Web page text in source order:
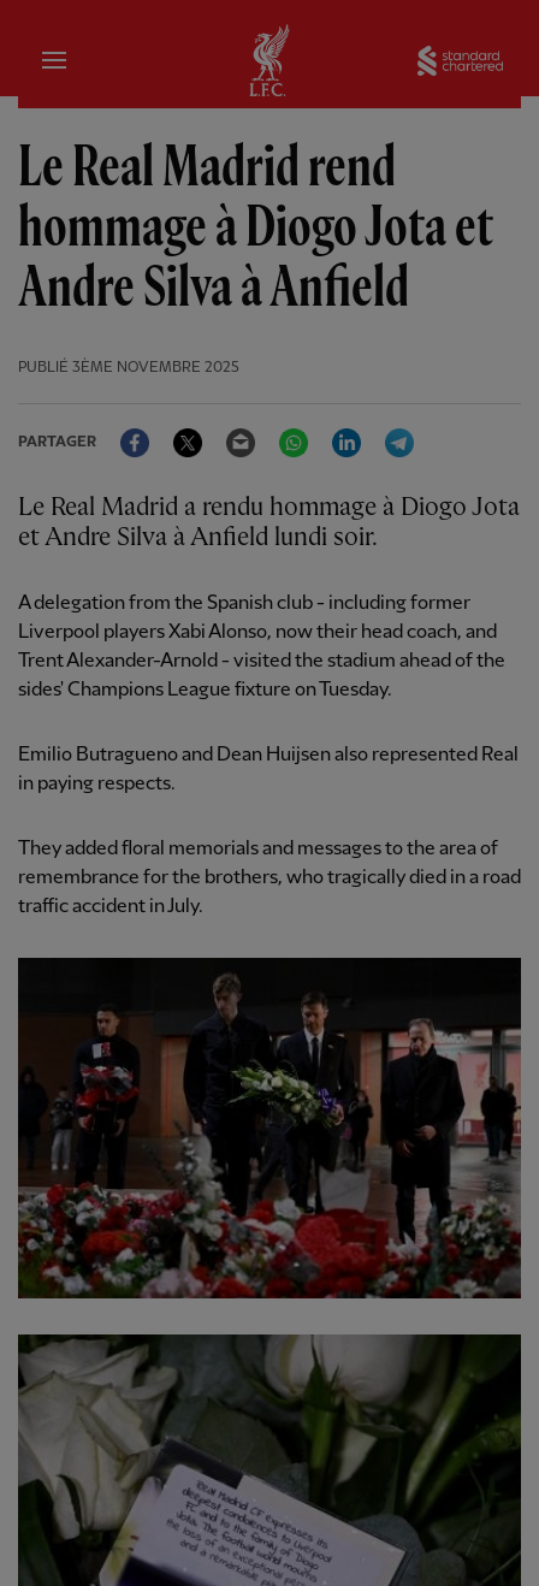
Domicile
Le Real Madrid rend
hommage à Diogo Jota et
Andre Silva à Anfield
PUBLIÉ 3ÈME NOVEMBRE 2025
PARTAGER
FacebookTwitter Email WhatsAppLinkedIn
Le Real Madrid a rendu hommage à Diogo Jota
et Andre Silva à Anfield lundi soir.
A delegation from the Spanish club - including former
Liverpool players Xabi Alonso, now their head coach, and
Trent Alexander-Arnold - visited the stadium ahead of the
sides' Champions League fixture on Tuesday.
Emilio Butragueno and Dean Huijsen also represented Real
in paying respects.
They added floral memorials and messages to the area of
remembrance for the brothers, who tragically died in a road
traffic accident in July.